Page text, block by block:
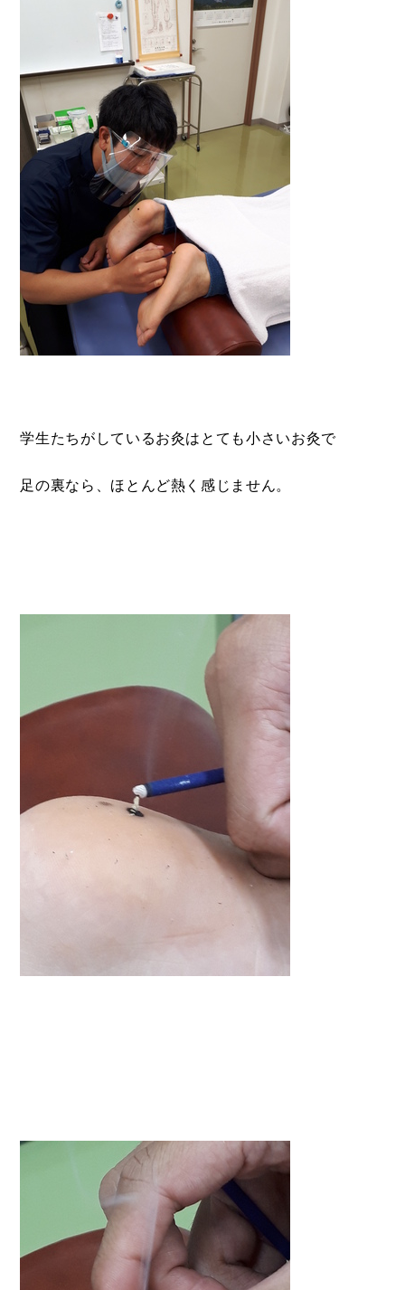
学生たちがしているお灸はとても小さいお灸で
足の裏なら、ほとんど熱く感じません。